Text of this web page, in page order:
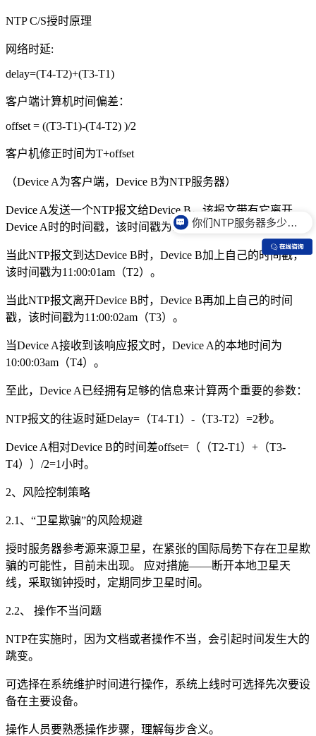
NTP C/S授时原理
网络时延:
delay=(T4-T2)+(T3-T1)
客户端计算机时间偏差：
offset = ((T3-T1)-(T4-T2) )/2
客户机修正时间为T+offset
（Device A为客户端，Device B为NTP服务器）
Device A发送一个NTP报文给Device B，该报文带有它离开
Device A时的时间戳，该时间戳为10:00:00am（T1）。
当此NTP报文到达Device B时，Device B加上自己的时间戳，
该时间戳为11:00:01am（T2）。
当此NTP报文离开Device B时，Device B再加上自己的时间
戳，该时间戳为11:00:02am（T3）。
当Device A接收到该响应报文时，Device A的本地时间为
10:00:03am（T4）。
至此，Device A已经拥有足够的信息来计算两个重要的参数：
NTP报文的往返时延Delay=（T4-T1）-（T3-T2）=2秒。
Device A相对Device B的时间差offset=（（T2-T1）+（T3-
T4））/2=1小时。
2、风险控制策略
2.1、“卫星欺骗”的风险规避
授时服务器参考源来源卫星，在紧张的国际局势下存在卫星欺
骗的可能性，目前未出现。 应对措施——断开本地卫星天
线，采取铷钟授时，定期同步卫星时间。
2.2、 操作不当问题
NTP在实施时，因为文档或者操作不当，会引起时间发生大的
跳变。
可选择在系统维护时间进行操作，系统上线时可选择先次要设
备在主要设备。
操作人员要熟悉操作步骤，理解每步含义。